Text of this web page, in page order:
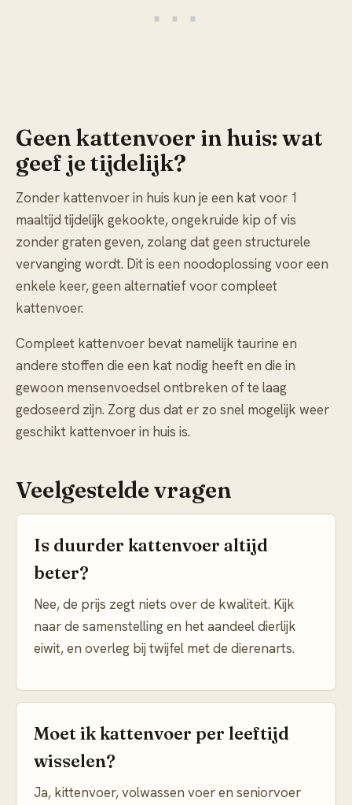
Geen kattenvoer in huis: wat
geef je tijdelijk?
Zonder kattenvoer in huis kun je een kat voor 1
maaltijd tijdelijk gekookte, ongekruide kip of vis
zonder graten geven, zolang dat geen structurele
vervanging wordt. Dit is een noodoplossing voor een
enkele keer, geen alternatief voor compleet
kattenvoer.
Compleet kattenvoer bevat namelijk taurine en
andere stoffen die een kat nodig heeft en die in
gewoon mensenvoedsel ontbreken of te laag
gedoseerd zijn. Zorg dus dat er zo snel mogelijk weer
geschikt kattenvoer in huis is.
Veelgestelde vragen
Is duurder kattenvoer altijd
beter?
Nee, de prijs zegt niets over de kwaliteit. Kijk
naar de samenstelling en het aandeel dierlijk
eiwit, en overleg bij twijfel met de dierenarts.
Moet ik kattenvoer per leeftijd
wisselen?
Ja, kittenvoer, volwassen voer en seniorvoer